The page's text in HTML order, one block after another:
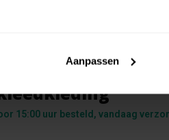
Aanpassen
Duivel 14-
15:00 uur besteld, vandaag